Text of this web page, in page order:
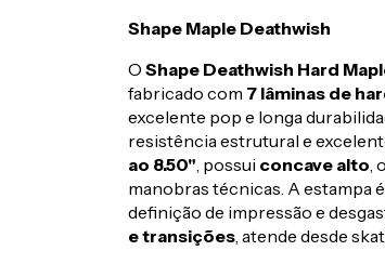
Shape Maple Deathwish
O Shape Deathwish Hard
fabricado com 7 lâminas de
excelente pop e longa
resistência estrutural e
ao 8.50" , possui concave alto ,
manobras técnicas. A estampa
definição de impressão e
e transições , atende desde